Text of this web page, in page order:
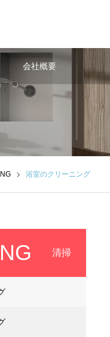
会社概要
浴室のクリーニング
清掃